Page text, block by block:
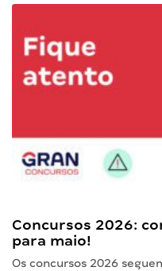
Concursos 2026:
para maio!
Os concursos 2026